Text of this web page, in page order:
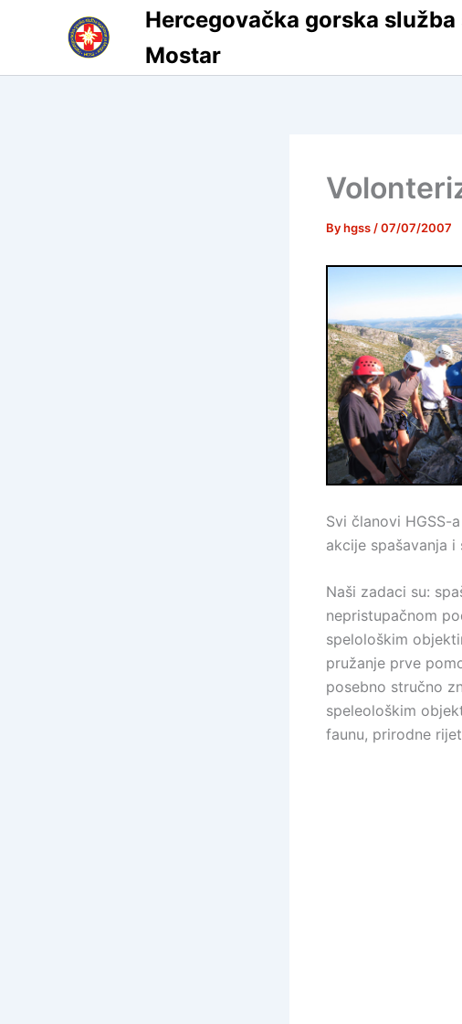
Hercegovačka gorska služba
Mostar
Byhgss /07/07/2007
Svi članovi HGSS-
akcije spašavanja
Naši zadaci su:
nepristupačnom
spelološkim
pružanje prve
posebno stručno
speleološkim
faunu, prirodne